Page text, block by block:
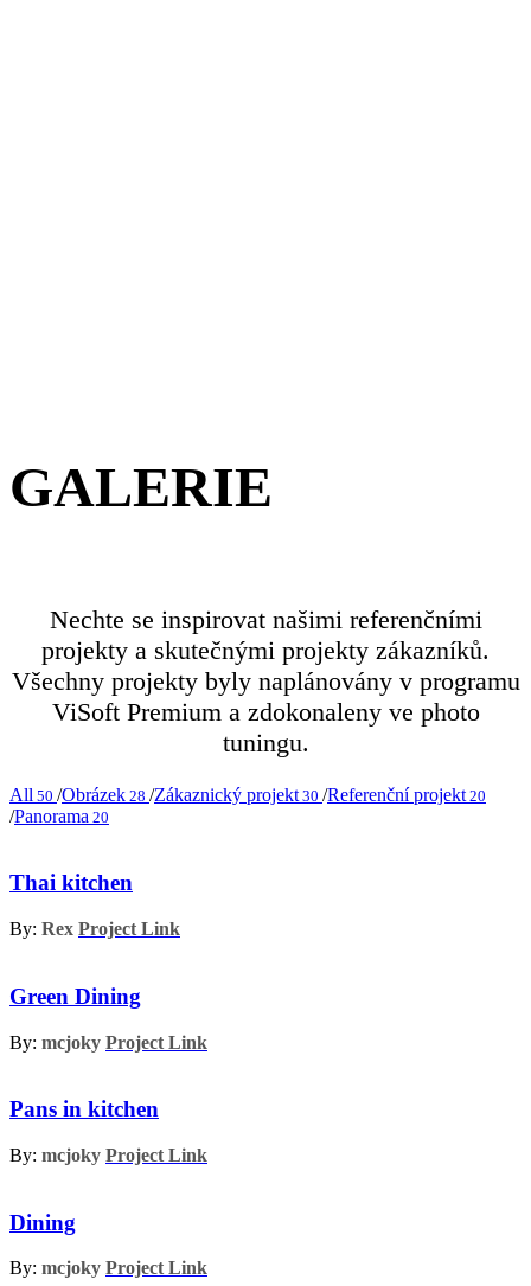
GALERIE
Nechte se inspirovat našimi referenčními
projekty a skutečnými projekty zákazníků.
Všechny projekty byly naplánovány v programu
ViSoft Premium a zdokonaleny ve photo
tuningu.
All 50 /Obrázek 28 /Zákaznický projekt 30 /Referenční projekt 20
/Panorama 20
Thai kitchen
By: Rex Project Link
Green Dining
By: mcjoky Project Link
Pans in kitchen
By: mcjoky Project Link
Dining
By: mcjoky Project Link